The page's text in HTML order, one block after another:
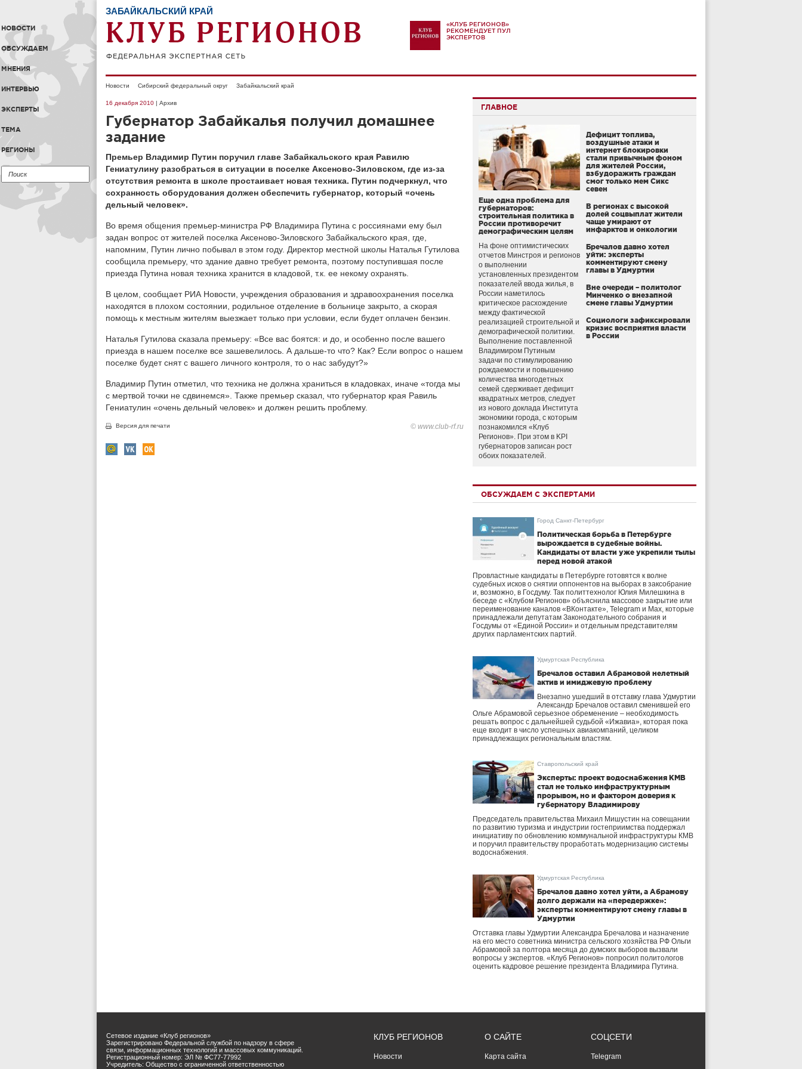
НОВОСТИ
ОБСУЖДАЕМ
МНЕНИЯ
ИНТЕРВЬЮ
ЭКСПЕРТЫ
ТЕМА
РЕГИОНЫ
ЗАБАЙКАЛЬСКИЙ КРАЙ
«КЛУБ РЕГИОНОВ»
РЕКОМЕНДУЕТ ПУЛ
ЭКСПЕРТОВ
Новости Сибирский федеральный округ Забайкальский край
16 декабря 2010 | Архив
Губернатор Забайкалья получил домашнее
задание
Премьер Владимир Путин поручил главе Забайкальского края Равилю
Гениатулину разобраться в ситуации в поселке Аксеново-Зиловском, где из-за
отсутствия ремонта в школе простаивает новая техника. Путин подчеркнул, что
сохранность оборудования должен обеспечить губернатор, который «очень
дельный человек».
Во время общения премьер-министра РФ Владимира Путина с россиянами ему был
задан вопрос от жителей поселка Аксеново-Зиловского Забайкальского края, где,
напомним, Путин лично побывал в этом году. Директор местной школы Наталья Гутилова
сообщила премьеру, что здание давно требует ремонта, поэтому поступившая после
приезда Путина новая техника хранится в кладовой, т.к. ее некому охранять.
В целом, сообщает РИА Новости, учреждения образования и здравоохранения поселка
находятся в плохом состоянии, родильное отделение в больнице закрыто, а скорая
помощь к местным жителям выезжает только при условии, если будет оплачен бензин.
Наталья Гутилова сказала премьеру: «Все вас боятся: и до, и особенно после вашего
приезда в нашем поселке все зашевелилось. А дальше-то что? Как? Если вопрос о нашем
поселке будет снят с вашего личного контроля, то о нас забудут?»
Владимир Путин отметил, что техника не должна храниться в кладовках, иначе «тогда мы
с мертвой точки не сдвинемся». Также премьер сказал, что губернатор края Равиль
Гениатулин «очень дельный человек» и должен решить проблему.
Версия для печати © www.club-rf.ru
ГЛАВНОЕ
Еще одна проблема для
губернаторов:
строительная политика в
России противоречит
демографическим целям
На фоне оптимистических
отчетов Минстроя и регионов
о выполнении
установленных президентом
показателей ввода жилья, в
России наметилось
критическое расхождение
между фактической
реализацией строительной и
демографической политики.
Выполнение поставленной
Владимиром Путиным
задачи по стимулированию
рождаемости и повышению
количества многодетных
семей сдерживает дефицит
квадратных метров, следует
из нового доклада Института
экономики города, с которым
познакомился «Клуб
Регионов». При этом в KPI
губернаторов записан рост
обоих показателей.
Дефицит топлива,
воздушные атаки и
интернет блокировки
стали привычным фоном
для жителей России,
взбудоражить граждан
смог только мем Сикс
севен
В регионах с высокой
долей соцвыплат жители
чаще умирают от
инфарктов и онкологии
Бречалов давно хотел
уйти: эксперты
комментируют смену
главы в Удмуртии
Вне очереди – политолог
Минченко о внезапной
смене главы Удмуртии
Социологи зафиксировали
кризис восприятия власти
в России
ОБСУЖДАЕМ С ЭКСПЕРТАМИ
Город Санкт-Петербург
Политическая борьба в Петербурге
вырождается в судебные войны.
Кандидаты от власти уже укрепили тылы
перед новой атакой
Провластные кандидаты в Петербурге готовятся к волне
судебных исков о снятии оппонентов на выборах в заксобрание
и, возможно, в Госдуму. Так политтехнолог Юлия Милешкина в
беседе с «Клубом Регионов» объяснила массовое закрытие или
переименование каналов «ВКонтакте», Telegram и Max, которые
принадлежали депутатам Законодательного собрания и
Госдумы от «Единой России» и отдельным представителям
других парламентских партий.
Удмуртская Республика
Бречалов оставил Абрамовой нелетный
актив и имиджевую проблему
Внезапно ушедший в отставку глава Удмуртии
Александр Бречалов оставил сменившей его
Ольге Абрамовой серьезное обременение – необходимость
решать вопрос с дальнейшей судьбой «Ижавиа», которая пока
еще входит в число успешных авиакомпаний, целиком
принадлежащих региональным властям.
Ставропольский край
Эксперты: проект водоснабжения КМВ
стал не только инфраструктурным
прорывом, но и фактором доверия к
губернатору Владимирову
Председатель правительства Михаил Мишустин на совещании
по развитию туризма и индустрии гостеприимства поддержал
инициативу по обновлению коммунальной инфраструктуры КМВ
и поручил правительству проработать модернизацию системы
водоснабжения.
Удмуртская Республика
Бречалов давно хотел уйти, а Абрамову
долго держали на «передержке»:
эксперты комментируют смену главы в
Удмуртии
Отставка главы Удмуртии Александра Бречалова и назначение
на его место советника министра сельского хозяйства РФ Ольги
Абрамовой за полтора месяца до думских выборов вызвали
вопросы у экспертов. «Клуб Регионов» попросил политологов
оценить кадровое решение президента Владимира Путина.
Сетевое издание «Клуб регионов»
Зарегистрировано Федеральной службой по надзору в сфере
связи, информационных технологий и массовых коммуникаций.
Регистрационный номер: ЭЛ № ФС77-77992
Учредитель: Общество с ограниченной ответственностью
КЛУБ РЕГИОНОВ
Новости
О САЙТЕ
Карта сайта
СОЦСЕТИ
Telegram